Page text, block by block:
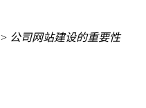
> 公司网站建设的重要性